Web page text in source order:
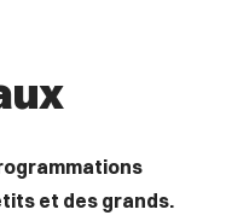
et des grands.